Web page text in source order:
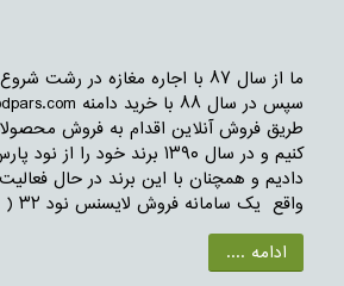
ما از سال ۸۷ با اجاره مغازه در
طریق فروش آنلاین اقدام به فروش
کنیم و در سال ۱۳۹۰ برند خود را
دادیم و همچنان با این برند در حال
واقع یک سامانه فروش لایسنس نود ۳۲ ( ESET ) می باشد…
ادامه ....